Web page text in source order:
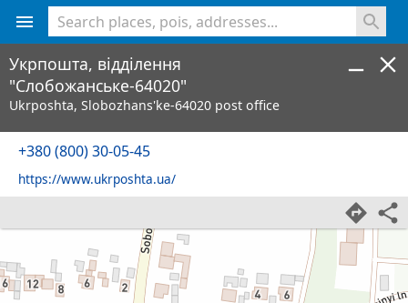
Укрпошта, відділення
"Слобожанське-64020"
Ukrposhta, Slobozhans'ke-64020 post office
+380 (800) 30-05-45
https://www.ukrposhta.ua/
<% console.log(hcard) %>